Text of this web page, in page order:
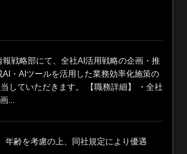
報戦略部にて、全社AI活用戦略の企画・推
AI・AIツールを活用した業務効率化施策の
していただきます。 【職務詳細】 ・全社
...
年齢を考慮の上、同社規定により優遇